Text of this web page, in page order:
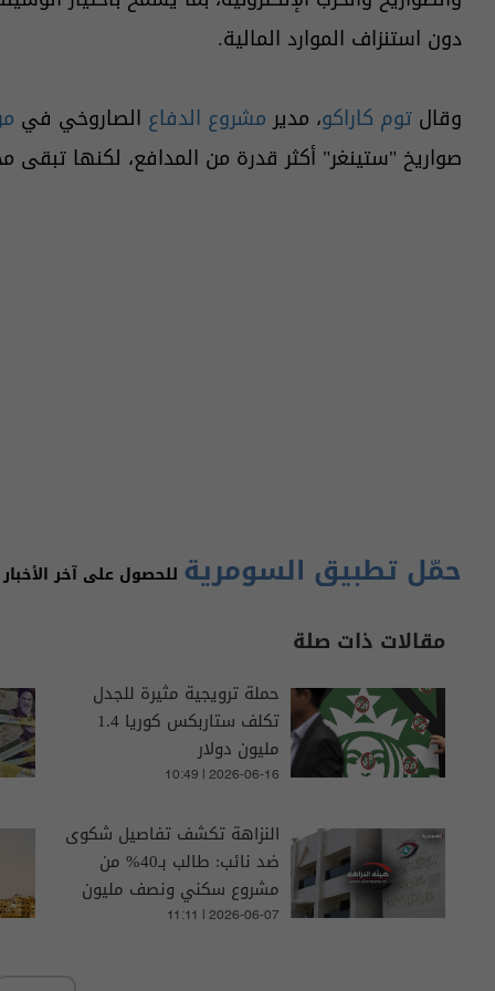
دون استنزاف الموارد المالية.
وقال توم كاراكو، مديرمشروع الدفاع الصاروخي في
صواريخ "ستينغر" أكثر قدرة من المدافع، لكنها تبقى
حمّل تطبيق السومرية للحصول على آخر
مقالات ذات صلة
حملة ترويجية مثيرة للجدل
تكلف ستاربكس كوريا 1.4
مليون دولار
10:49 | 2026-06-16
النزاهة تكشف تفاصيل شكوى
ضد نائب: طالب بـ40% من
مشروع سكني ونصف مليون
دولار
11:11 | 2026-06-07